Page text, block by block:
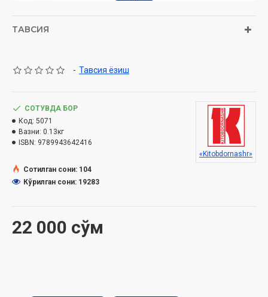
ISBN:978-9943-5979-4-5
ТАВСИЯ
- Тавсия ёзиш
22 000 сўм
СОТУВДА БОР
Код: 5071
Вазни: 0.13кг
ISBN: 9789943642416
«Kitobdornashr»
Сотилган сони: 104
Кўрилган сони: 19283